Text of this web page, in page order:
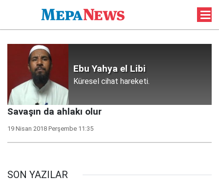
Ebu Yahya el Libi
Küresel cihat hareketi.
Savaşın da ahlakı olur
19 Nisan 2018 Perşembe 11:35
SON YAZILAR